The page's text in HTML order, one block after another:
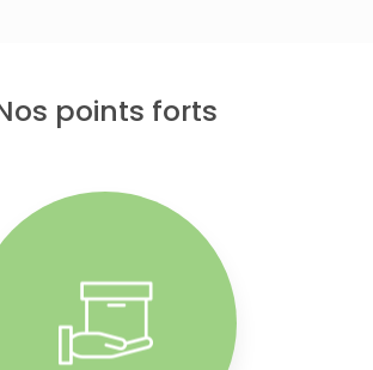
points forts